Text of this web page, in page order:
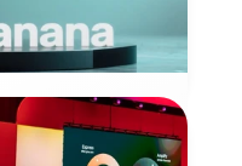
생성AI, 구글 나